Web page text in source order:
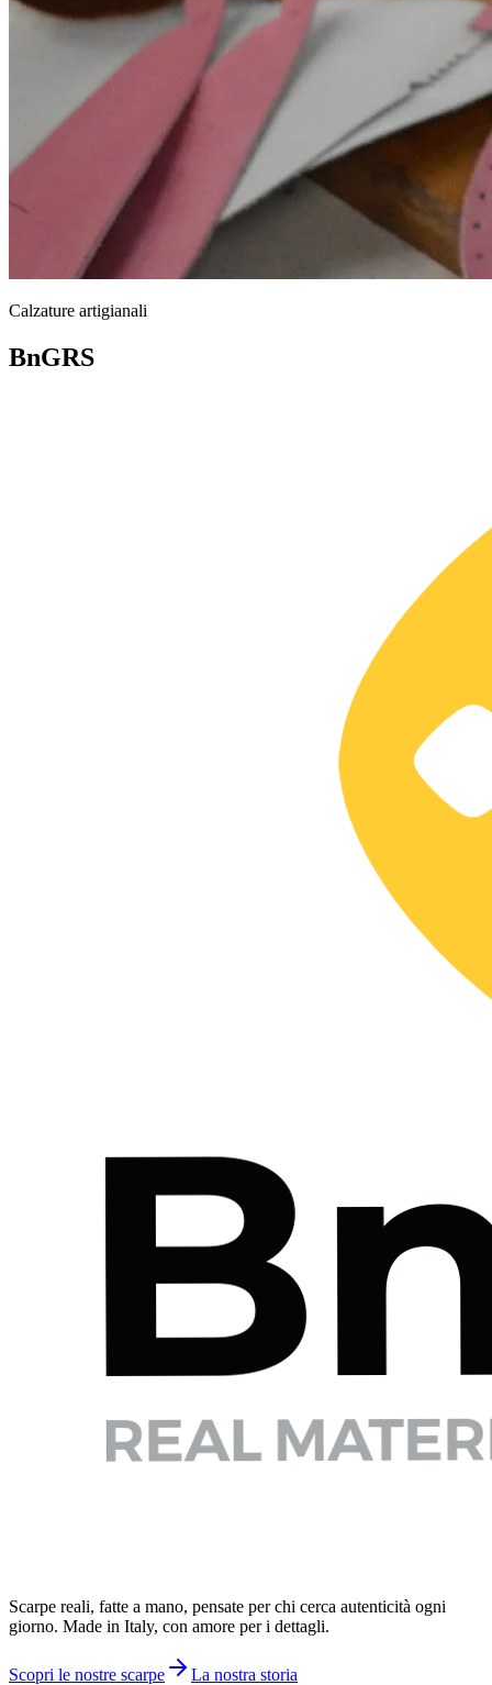
Calzature artigianali
BnGRS
Scarpe reali, fatte a mano, pensate per chi cerca autenticità ogni
giorno. Made in Italy, con amore per i dettagli.
Scopri le nostre scarpe La nostra storia